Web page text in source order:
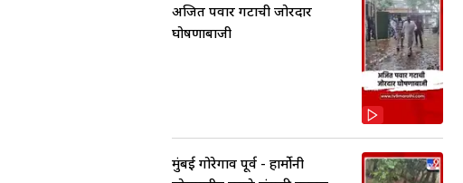
अजित पवार गटाची जोरदार
घोषणाबाजी
मुंबई गोरेगाव पूर्व - हार्मोनी